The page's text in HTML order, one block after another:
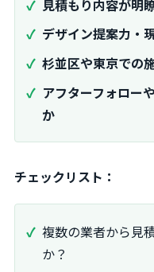
見積もり内容が明
デザイン提案力・
杉並区や東京での
アフターフォロー
か
チェックリスト：
複数の業者から見
か？